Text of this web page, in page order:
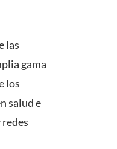
las
gama
los
salud e